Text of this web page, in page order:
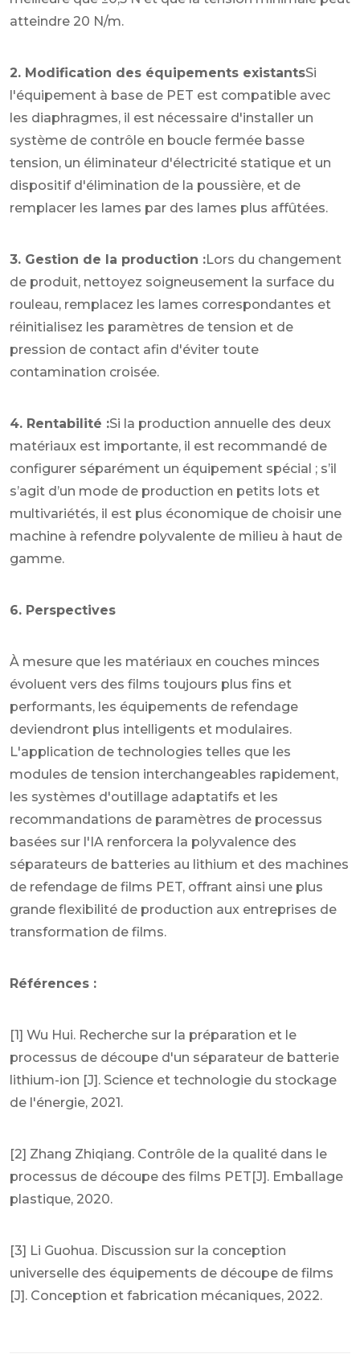
atteindre 20 N/m.
2. Modification des équipements existantsSi
l'équipement à base de PET est compatible avec
les diaphragmes, il est nécessaire d'installer un
système de contrôle en boucle fermée basse
tension, un éliminateur d'électricité statique et un
dispositif d'élimination de la poussière, et de
remplacer les lames par des lames plus affûtées.
3. Gestion de la production :Lors du changement
de produit, nettoyez soigneusement la surface du
rouleau, remplacez les lames correspondantes et
réinitialisez les paramètres de tension et de
pression de contact afin d'éviter toute
contamination croisée.
4. Rentabilité :Si la production annuelle des deux
matériaux est importante, il est recommandé de
configurer séparément un équipement spécial ; s’il
s’agit d’un mode de production en petits lots et
multivariétés, il est plus économique de choisir une
machine à refendre polyvalente de milieu à haut de
gamme.
6. Perspectives
À mesure que les matériaux en couches minces
évoluent vers des films toujours plus fins et
performants, les équipements de refendage
deviendront plus intelligents et modulaires.
L'application de technologies telles que les
modules de tension interchangeables rapidement,
les systèmes d'outillage adaptatifs et les
recommandations de paramètres de processus
basées sur l'IA renforcera la polyvalence des
séparateurs de batteries au lithium et des machines
de refendage de films PET, offrant ainsi une plus
grande flexibilité de production aux entreprises de
transformation de films.
Références :
[1] Wu Hui. Recherche sur la préparation et le
processus de découpe d'un séparateur de batterie
lithium-ion [J]. Science et technologie du stockage
de l'énergie, 2021.
[2] Zhang Zhiqiang. Contrôle de la qualité dans le
processus de découpe des films PET[J]. Emballage
plastique, 2020.
[3] Li Guohua. Discussion sur la conception
universelle des équipements de découpe de films
[J]. Conception et fabrication mécaniques, 2022.